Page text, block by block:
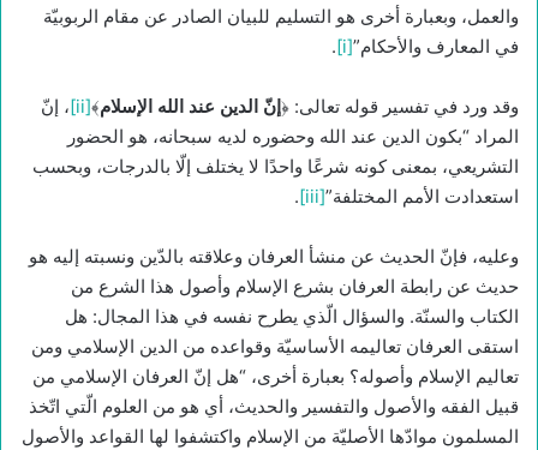
والعمل، وبعبارة أخرى هو التسليم للبيان الصادر عن مقام الربوبيّة
في المعارف والأحكام”[i]
.
وقد ورد في تفسير قوله تعالى: ﴿إنّ الدين عند الله الإسلام﴾[ii]
، إنّ
المراد “بكون الدين عند الله وحضوره لديه سبحانه، هو الحضور
التشريعي، بمعنى كونه شرعًا واحدًا لا يختلف إلّا بالدرجات، وبحسب
استعدادت الأمم المختلفة”[iii]
.
وعليه، فإنّ الحديث عن منشأ العرفان وعلاقته بالدّين ونسبته إليه هو
حديث عن رابطة العرفان بشرع الإسلام وأصول هذا الشرع من
الكتاب والسنّة. والسؤال الّذي يطرح نفسه في هذا المجال: هل
استقى العرفان تعاليمه الأساسيّة وقواعده من الدين الإسلامي ومن
تعاليم الإسلام وأصوله؟ بعبارة أخرى، “هل إنّ العرفان الإسلامي من
قبيل الفقه والأصول والتفسير والحديث، أي هو من العلوم الّتي اتّخذ
المسلمون موادّها الأصليّة من الإسلام واكتشفوا لها القواعد والأصول